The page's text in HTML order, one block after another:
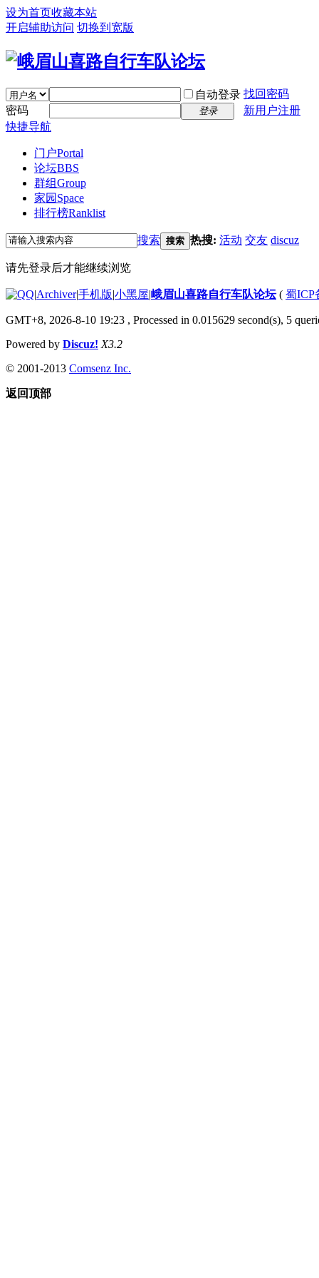
设为首页收藏本站
开启辅助访问 切换到宽版
自动登录 找回密码
密码
登录
新用户注册
快捷导航
门户Portal
论坛BBS
群组Group
家园 Space
排行榜Ranklist
搜索 搜索 热搜: 活动 交友 discuz
请先登录后才能继续浏览
|Archiver|手机版|小黑屋|峨眉山喜路自行车队论坛( 蜀ICP
GMT+8, 2026-8-10 19:23 , Processed in 0.015629 second(s), 5
Powered by Discuz! X3.2
© 2001-2013 Comsenz Inc.
返回顶部